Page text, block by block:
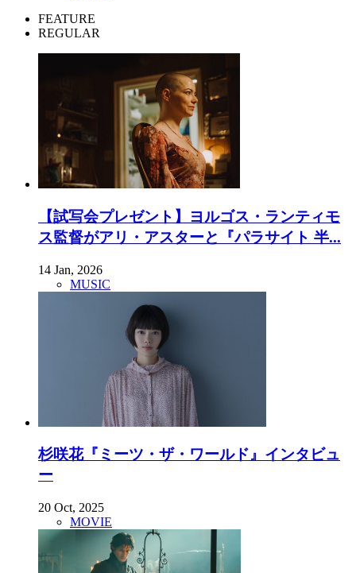
FEATURE
REGULAR
【試写会プレゼント】ヨルゴス・ランティモ
ス監督がアリ・アスターと『パラサイト 半...
14 Jan, 2026
MUSIC
杉咲花『ミーツ・ザ・ワールド』インタビュ
ー
20 Oct, 2025
MOVIE